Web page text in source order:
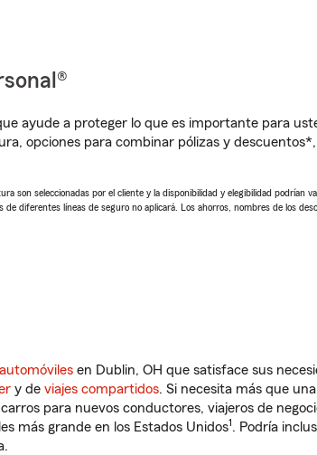
ayude a proteger lo que es importante para
opciones para combinar pólizas y
son seleccionadas por el cliente y la disponibilidad y elegibilidad podrían
diferentes líneas de seguro no aplicará. Los ahorros, nombres de los
en Dublin, OH que satisface sus
y de viajes compartidos. Si necesita más que
para nuevos conductores, viajeros de
más grande en los Estados Unidos1. Podría